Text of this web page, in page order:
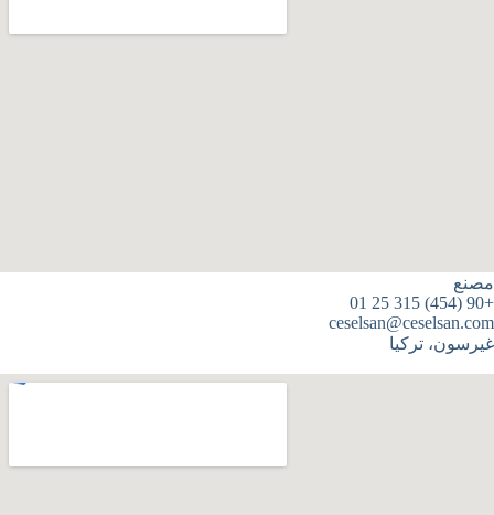
مصنع
+90 (454) 315 25 01
ceselsan@ceselsan.com
غيرسون، تركيا